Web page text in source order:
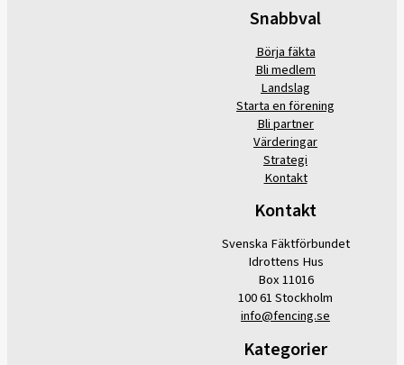
Snabbval
Börja fäkta
Bli medlem
Landslag
Starta en förening
Bli partner
Värderingar
Strategi
Kontakt
Kontakt
Svenska Fäktförbundet
Idrottens Hus
Box 11016
100 61 Stockholm
info@fencing.se
Kategorier